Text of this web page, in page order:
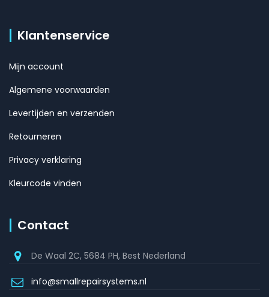
Klantenservice
Mijn account
Algemene voorwaarden
Levertijden en verzenden
Retourneren
Privacy verklaring
Kleurcode vinden
Contact
De Waal 2C, 5684 PH, Best Nederland
info@smallrepairsystems.nl